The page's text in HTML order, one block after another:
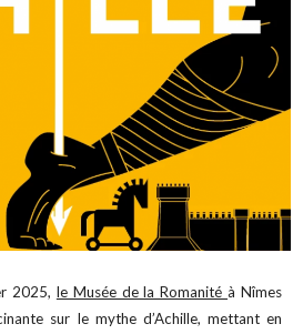
2025, le Musée de la Romanitéà Nîmes
sur le mythe d’Achille, mettant en